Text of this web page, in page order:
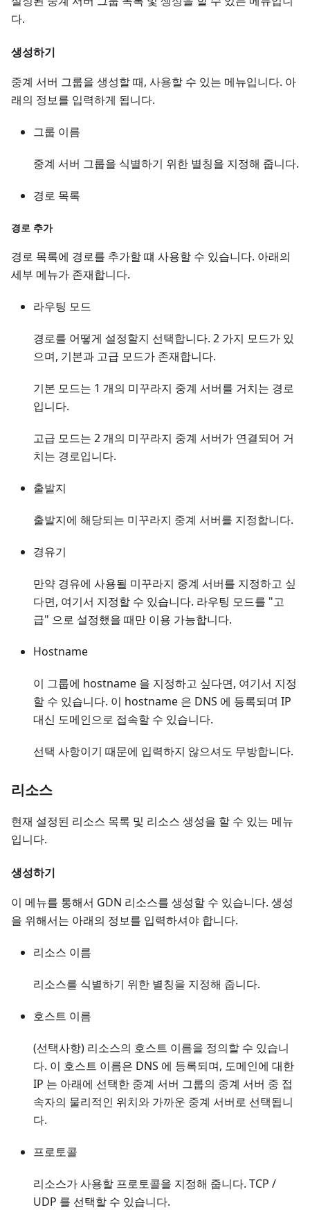
다.
생성하기
중계 서버 그룹을 생성할 때, 사용할 수 있는 메뉴입니다. 아
래의 정보를 입력하게 됩니다.
그룹 이름
중계 서버 그룹을 식별하기 위한 별칭을 지정해 줍니다.
경로 목록
경로 추가
경로 목록에 경로를 추가할 떄 사용할 수 있습니다. 아래의
세부 메뉴가 존재합니다.
라우팅 모드
경로를 어떻게 설정할지 선택합니다. 2 가지 모드가 있
으며, 기본과 고급 모드가 존재합니다.
기본 모드는 1 개의 미꾸라지 중계 서버를 거치는 경로
입니다.
고급 모드는 2 개의 미꾸라지 중계 서버가 연결되어 거
치는 경로입니다.
출발지
출발지에 해당되는 미꾸라지 중계 서버를 지정합니다.
경유기
만약 경유에 사용될 미꾸라지 중계 서버를 지정하고 싶
다면, 여기서 지정할 수 있습니다. 라우팅 모드를 "고
급" 으로 설정했을 때만 이용 가능합니다.
Hostname
이 그룹에 hostname 을 지정하고 싶다면, 여기서 지정
할 수 있습니다. 이 hostname 은 DNS 에 등록되며 IP
대신 도메인으로 접속할 수 있습니다.
선택 사항이기 때문에 입력하지 않으셔도 무방합니다.
리소스
현재 설정된 리소스 목록 및 리소스 생성을 할 수 있는 메뉴
입니다.
생성하기
이 메뉴를 통해서 GDN 리소스를 생성할 수 있습니다. 생성
을 위해서는 아래의 정보를 입력하셔야 합니다.
리소스 이름
리소스를 식별하기 위한 별칭을 지정해 줍니다.
호스트 이름
(선택사항) 리소스의 호스트 이름을 정의할 수 있습니
다. 이 호스트 이름은 DNS 에 등록되며, 도메인에 대한
IP 는 아래에 선택한 중계 서버 그룹의 중계 서버 중 접
속자의 물리적인 위치와 가까운 중계 서버로 선택됩니
다.
프로토콜
리소스가 사용할 프로토콜을 지정해 줍니다. TCP /
UDP 를 선택할 수 있습니다.